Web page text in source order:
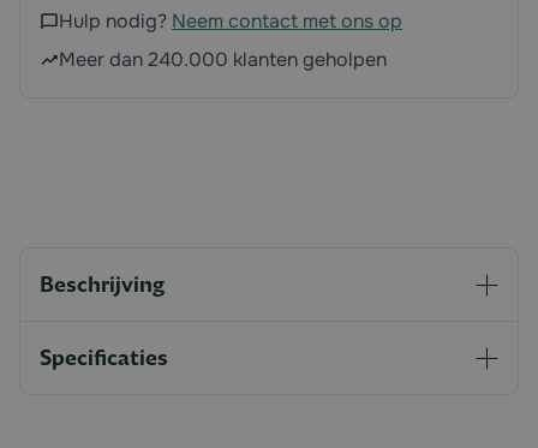
Hulp nodig? Neem contact met ons op
Meer dan 240.000 klanten geholpen
Beschrijving
Specificaties